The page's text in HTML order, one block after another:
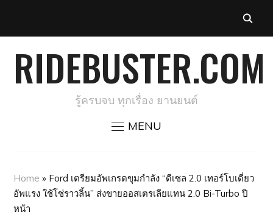
RIDEBUSTER.COM
รู้ครบจบ ทุกเรื่อง ยานยนต์
MENU
Home » Ford เตรียมอัพเกรดขุมกำลัง “ดีเซล 2.0 เทอร์โบเดี่ยว
อัพแรง ใช้โซ่ราวลิ้น” ส่งขายออสเตรเลียแทน 2.0 Bi-Turbo ปี
หน้า